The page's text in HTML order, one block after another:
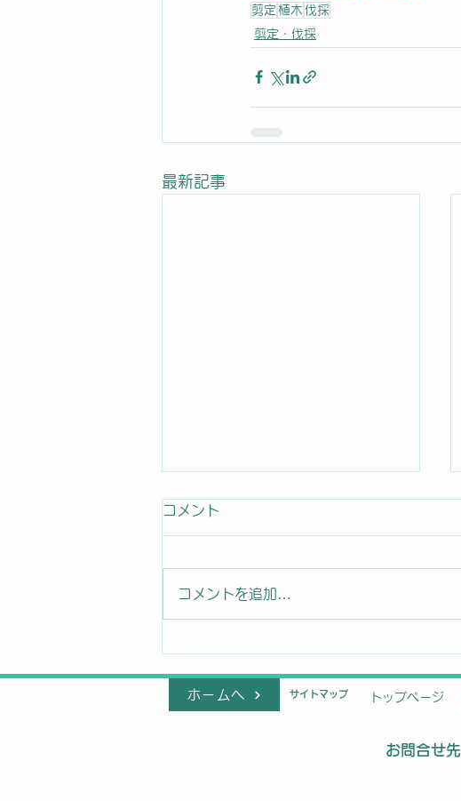
剪定 植木 伐採
剪定・伐採
最新記事
アブラチャンとヤマボウシと
メグスリノキ
コメント
コメントを追加…
ホームへ ​サイトマップ トップページ
​お問合せ先